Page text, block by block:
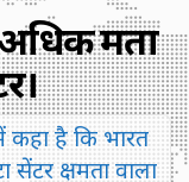
क्षमता
कहा है कि भारत
सेंटर क्षमता वाला